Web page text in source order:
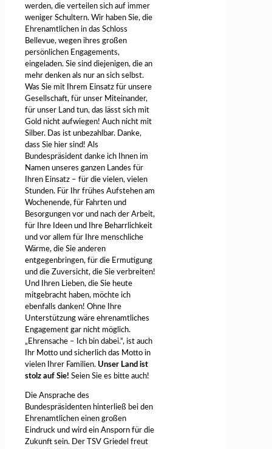
werden, die verteilen sich auf immer
weniger Schultern. Wir haben Sie, die
Ehrenamtlichen in das Schloss
Bellevue, wegen ihres großen
persönlichen Engagements,
eingeladen. Sie sind diejenigen, die an
mehr denken als nur an sich selbst.
Was Sie mit Ihrem Einsatz für unsere
Gesellschaft, für unser Miteinander,
für unser Land tun, das lässt sich mit
Gold nicht aufwiegen! Auch nicht mit
Silber. Das ist unbezahlbar. Danke,
dass Sie hier sind! Als
Bundespräsident danke ich Ihnen im
Namen unseres ganzen Landes für
Ihren Einsatz – für die vielen, vielen
Stunden. Für Ihr frühes Aufstehen am
Wochenende, für Fahrten und
Besorgungen vor und nach der Arbeit,
für Ihre Ideen und Ihre Beharrlichkeit
und vor allem für Ihre menschliche
Wärme, die Sie anderen
entgegenbringen, für die Ermutigung
und die Zuversicht, die Sie verbreiten!
Und Ihren Lieben, die Sie heute
mitgebracht haben, möchte ich
ebenfalls danken! Ohne Ihre
Unterstützung wäre ehrenamtliches
Engagement gar nicht möglich.
„Ehrensache – Ich bin dabei.“, ist auch
Ihr Motto und sicherlich das Motto in
vielen Ihrer Familien. Unser Land ist
stolz auf Sie! Seien Sie es bitte auch!
Die Ansprache des
Bundespräsidenten hinterließ bei den
Ehrenamtlichen einen großen
Eindruck und wird ein Ansporn für die
Zukunft sein. Der TSV Griedel freut